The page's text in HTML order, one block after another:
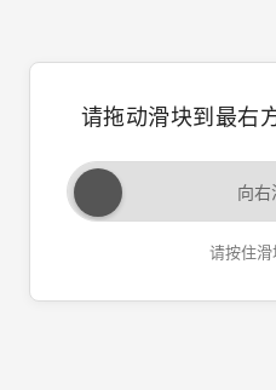
请拖动滑块到最右
向
请按住